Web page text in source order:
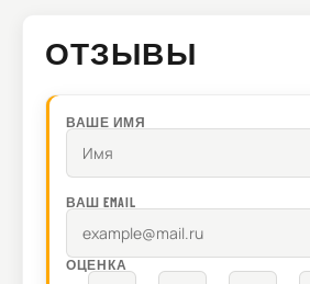
ОТЗЫВЫ
ВАШЕ ИМЯ
ВАШ EMAIL
ОЦЕНКА